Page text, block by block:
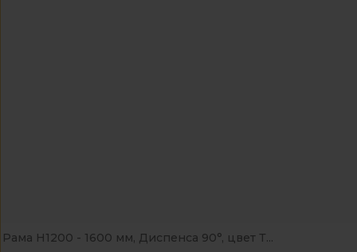
Рама Н1200 - 1600 мм, Диспенса 90°, цвет Т...